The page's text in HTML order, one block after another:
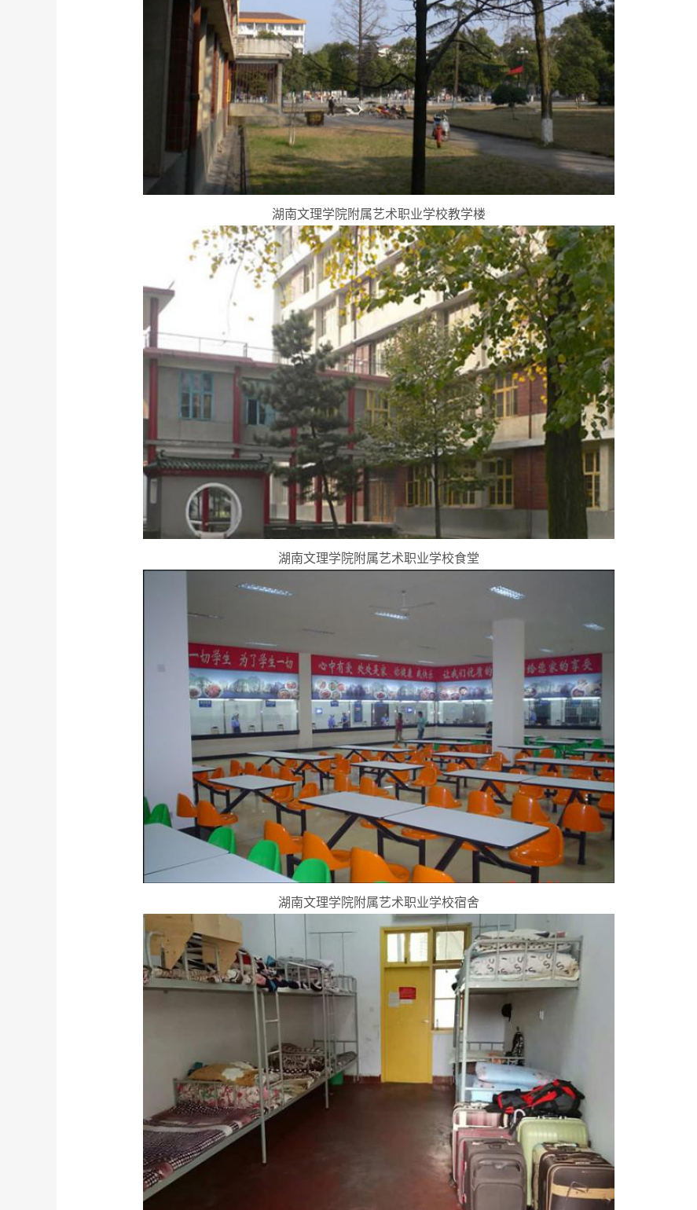
湖南文理学院附属艺术职业学校教学楼
湖南文理学院附属艺术职业学校食堂
湖南文理学院附属艺术职业学校宿舍